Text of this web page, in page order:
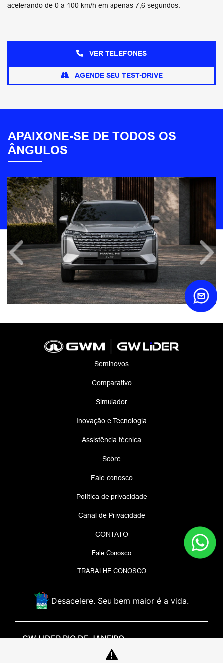
acelerando de 0 a 100 km/h em apenas 7,6 segundos.
VER TELEFONES
AGENDE SEU TEST-DRIVE
APAIXONE-SE DE TODOS OS
ÂNGULOS
Anterior
Seminovos
Comparativo
Simulador
Inovação e Tecnologia
Assistência técnica
Sobre
Fale conosco
Política de privacidade
Canal de Privacidade
CONTATO
Fale Conosco
TRABALHE CONOSCO
Desacelere. Seu bem maior é a vida.
GW LIDER RIO DE JANEIRO